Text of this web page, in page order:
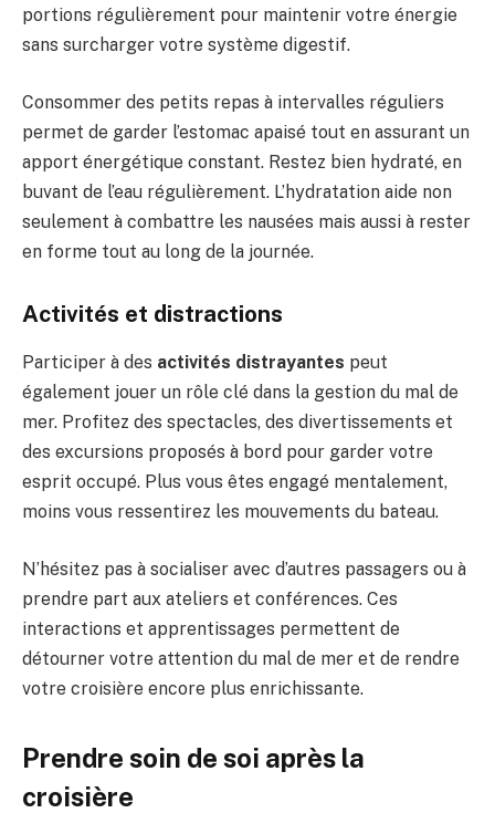
portions régulièrement pour maintenir votre énergie
sans surcharger votre système digestif.
Consommer des petits repas à intervalles réguliers
permet de garder l’estomac apaisé tout en assurant un
apport énergétique constant. Restez bien hydraté, en
buvant de l’eau régulièrement. L’hydratation aide non
seulement à combattre les nausées mais aussi à rester
en forme tout au long de la journée.
Activités et distractions
Participer à des activités distrayantes peut
également jouer un rôle clé dans la gestion du mal de
mer. Profitez des spectacles, des divertissements et
des excursions proposés à bord pour garder votre
esprit occupé. Plus vous êtes engagé mentalement,
moins vous ressentirez les mouvements du bateau.
N’hésitez pas à socialiser avec d’autres passagers ou à
prendre part aux ateliers et conférences. Ces
interactions et apprentissages permettent de
détourner votre attention du mal de mer et de rendre
votre croisière encore plus enrichissante.
Prendre soin de soi après la
croisière